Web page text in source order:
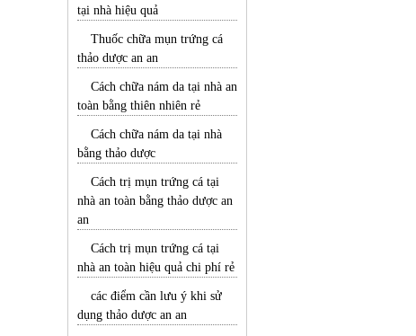
tại nhà hiệu quả
Thuốc chữa mụn trứng cá
thảo dược an an
Cách chữa nám da tại nhà an
toàn bằng thiên nhiên rẻ
Cách chữa nám da tại nhà
bằng thảo dược
Cách trị mụn trứng cá tại
nhà an toàn bằng thảo dược an
an
Cách trị mụn trứng cá tại
nhà an toàn hiệu quả chi phí rẻ
các điểm cần lưu ý khi sử
dụng thảo dược an an